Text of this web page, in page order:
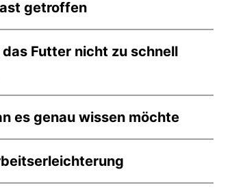
getroffen
das Futter nicht zu schnell
es genau wissen möchte